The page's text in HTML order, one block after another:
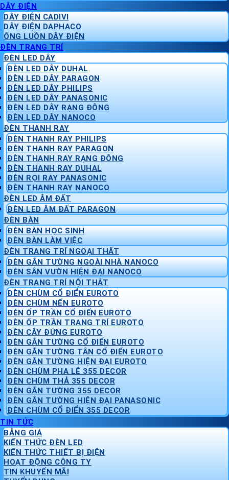
DÂY ĐIỆN
DÂY ĐIỆN CADIVI
DÂY ĐIỆN DAPHACO
ỐNG LUỒN DÂY ĐIỆN
ĐÈN TRANG TRÍ
ĐÈN LED DÂY
ĐÈN LED DÂY DUHAL
ĐÈN LED DÂY PARAGON
ĐÈN LED DÂY PHILIPS
ĐÈN LED DÂY PANASONIC
ĐÈN LED DÂY RẠNG ĐÔNG
ĐÈN LED DÂY NANOCO
ĐÈN THANH RAY
ĐÈN THANH RAY PHILIPS
ĐÈN THANH RAY PARAGON
ĐÈN THANH RAY RẠNG ĐÔNG
ĐÈN THANH RAY DUHAL
ĐÈN RỌI RAY PANASONIC
ĐÈN THANH RAY NANOCO
ĐÈN LED ÂM ĐẤT
ĐÈN LED ÂM ĐẤT PARAGON
ĐÈN BÀN
ĐÈN BÀN HỌC SINH
ĐÈN BÀN LÀM VIỆC
ĐÈN TRANG TRÍ NGOẠI THẤT
ĐÈN GẮN TƯỜNG NGOÀI NHÀ NANOCO
ĐÈN SÂN VƯỜN HIỆN ĐẠI NANOCO
ĐÈN TRANG TRÍ NỘI THẤT
ĐÈN CHÙM CỔ ĐIỂN EUROTO
ĐÈN CHÙM NẾN EUROTO
ĐÈN ỐP TRẦN CỔ ĐIỂN EUROTO
ĐÈN ỐP TRẦN TRANG TRÍ EUROTO
ĐÈN CÂY ĐỨNG EUROTO
ĐÈN GẮN TƯỜNG CỔ ĐIỂN EUROTO
ĐÈN GẮN TƯỜNG TÂN CỔ ĐIỂN EUROTO
ĐÈN GẮN TƯỜNG HIỆN ĐẠI EUROTO
ĐÈN CHÙM PHA LÊ 355 DECOR
ĐÈN CHÙM THẢ 355 DECOR
ĐÈN GẮN TƯỜNG 355 DECOR
ĐÈN GẮN TƯỜNG HIỆN ĐẠI PANASONIC
ĐÈN CHÙM CỔ ĐIỂN 355 DECOR
TIN TỨC
BẢNG GIÁ
KIẾN THỨC ĐÈN LED
KIẾN THỨC THIẾT BỊ ĐIỆN
HOẠT ĐỘNG CÔNG TY
TIN KHUYẾN MÃI